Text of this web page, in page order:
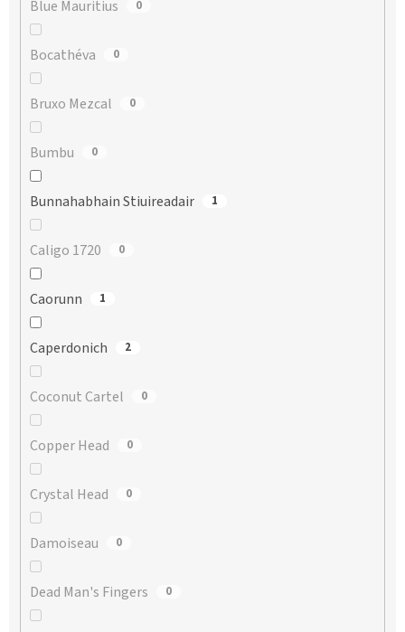
Blue Mauritius 0
Bocathéva 0
Bruxo Mezcal 0
Bumbu 0
Bunnahabhain Stiuireadair 1
Caligo 1720 0
Caorunn 1
Caperdonich 2
Coconut Cartel 0
Copper Head 0
Crystal Head 0
Damoiseau 0
Dead Man's Fingers 0